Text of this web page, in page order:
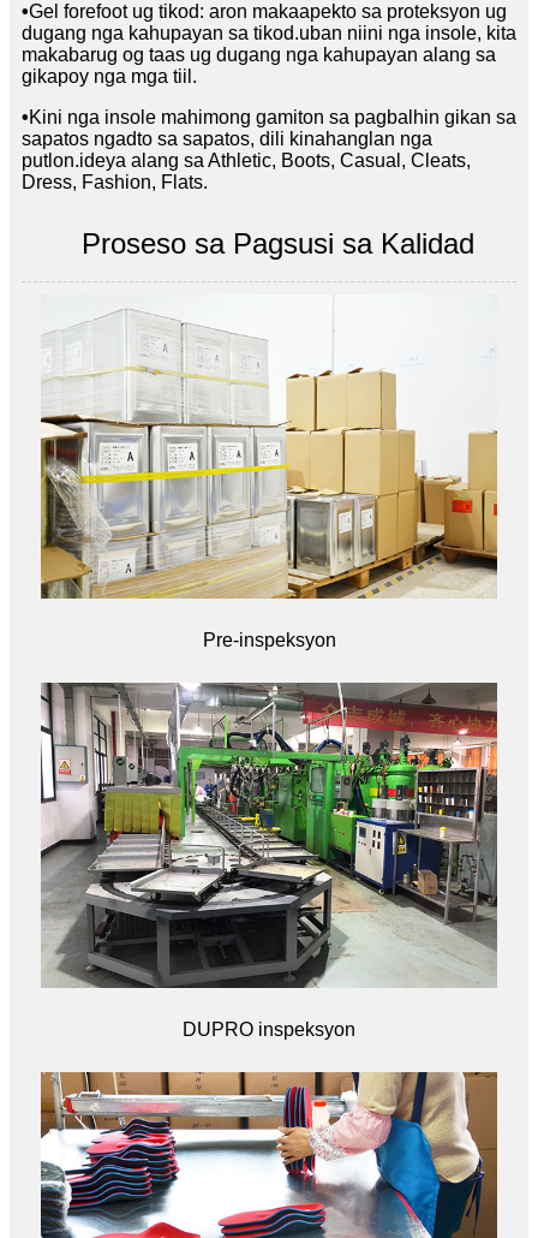
•Gel forefoot ug tikod: aron makaapekto sa proteksyon ug
dugang nga kahupayan sa tikod.uban niini nga insole, kita
makabarug og taas ug dugang nga kahupayan alang sa
gikapoy nga mga tiil.
•Kini nga insole mahimong gamiton sa pagbalhin gikan sa
sapatos ngadto sa sapatos, dili kinahanglan nga
putlon.ideya alang sa Athletic, Boots, Casual, Cleats,
Dress, Fashion, Flats.
Proseso sa Pagsusi sa Kalidad
Pre-inspeksyon
DUPRO inspeksyon